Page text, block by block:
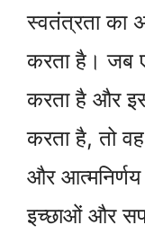
स्वतंत्रता का
करता है। जब
करता है और
करता है, तो
और
इच्छाओं और